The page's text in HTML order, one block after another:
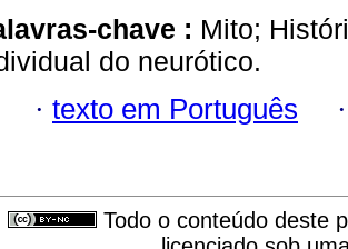
chave : Mito;
do neurótico.
· texto em Português
Todo o conteúdo deste